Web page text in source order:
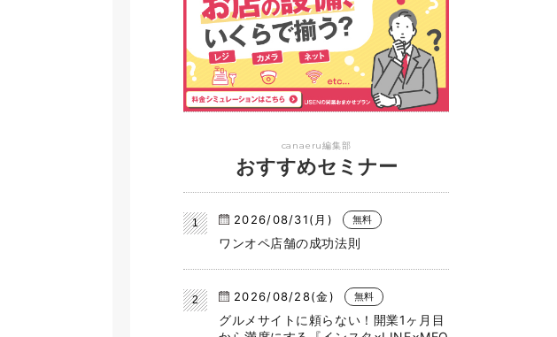
canaeru編集部
おすすめセミナー
2026/08/31(月) 無料
ワンオペ店舗の成功法則
2026/08/28(金) 無料
グルメサイトに頼らない！開業1ヶ月目